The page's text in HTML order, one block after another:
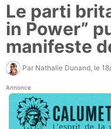
Le parti
in Power”
manifeste
Par Nathalie Dunand , le
Annonce